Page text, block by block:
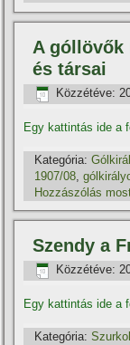
A góllövők
és társai
Közzétéve:
Egy kattintás ide a
Kategória:
1907/08,
Hozzászólás
Szendy a
Közzétéve:
Egy kattintás ide a
Kategória: